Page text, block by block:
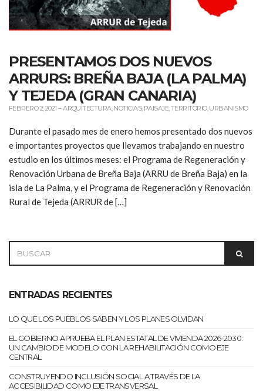
PRESENTAMOS DOS NUEVOS
ARRURS: BREÑA BAJA (LA PALMA)
Y TEJEDA (GRAN CANARIA)
FEBRERO 2, 2021 –ARQUITECTURA,NOTICIAS, PAISAJE,TERRITORIO,URBANISMO
Durante el pasado mes de enero hemos presentado dos nuevos
e importantes proyectos que llevamos trabajando en nuestro
estudio en los últimos meses: el Programa de Regeneración y
Renovación Urbana de Breña Baja (ARRU de Breña Baja) en la
isla de La Palma, y el Programa de Regeneración y Renovación
Rural de Tejeda (ARRUR de […]
FOR:
ENTRADAS RECIENTES
LO QUE LOS PUEBLOS SABEN Y LOS PLANES OLVIDAN
EL GOBIERNO APRUEBA EL PLAN ESTATAL DE VIVIENDA 2026-2030:
UN CAMBIO DE MODELO CON LA REHABILITACIÓN COMO EJE
CENTRAL
CONSTRUYENDO INCLUSIÓN SOCIAL A TRAVÉS DE LA
ACCESIBILIDAD COMO EJE TRANSVERSAL